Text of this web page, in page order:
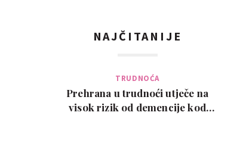
NAJČITANIJE
TRUDNOĆA
Prehrana u trudnoći utječe na
visok rizik od demencije kod